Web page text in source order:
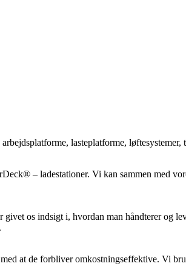
lasteplatforme,
– ladestationer. Vi kan sammen med
os indsigt i, hvordan man håndterer og
at de forbliver omkostningseffektive. Vi